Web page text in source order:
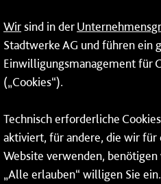
24-Stunden-Telefon*
06131 – 12 77 77
Fax: 06131 – 12 66 66
* Montags bis freitags bis 7
Wochenenden und
Anrufe je nach
Wirsind in der
Stadtwerke AG und führen ein
Einwilligungsmanagement für
(„Cookies“).
Technisch erforderliche
aktiviert, für andere, die wir für
Website verwenden,
„Alle erlauben“ willigen Sie